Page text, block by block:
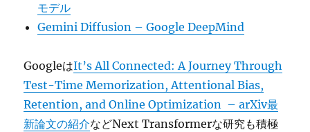
モデル
Gemini Diffusion – Google DeepMind
GoogleはIt’s All Connected: A Journey Through
Test-Time Memorization, Attentional Bias,
Retention, and Online Optimization – arXiv最
新論文の紹介などNext Transformerな研究も積極